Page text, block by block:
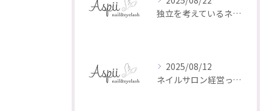
独立を考えているネイリスト・アイリストのあなたへ
2025/08/12
ネイルサロン経営って、実はとても大変なんです。